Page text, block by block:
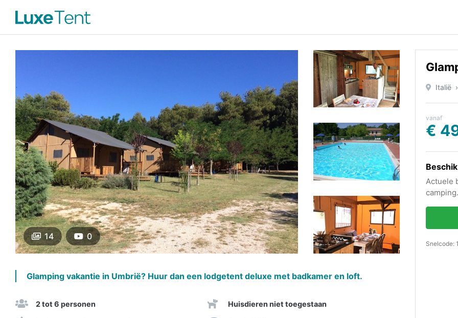
14 0
Glamping vakantie in Umbrië? Huur dan een lodgetent deluxe met badkamer en loft.
2 tot 6 personen Huisdieren niet toegestaan
Italië
vanaf
€
Actuele
Snelcode: